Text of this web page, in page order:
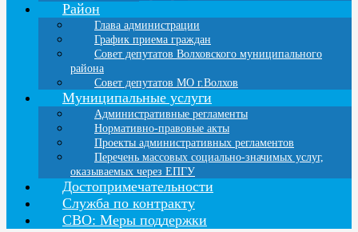
Район
Глава администрации
График приема граждан
Совет депутатов Волховского муниципального
района
Совет депутатов МО г.Волхов
Муниципальные услуги
Административные регламенты
Нормативно-правовые акты
Проекты административных регламентов
Перечень массовых социально-значимых услуг,
оказываемых через ЕПГУ
Достопримечательности
Служба по контракту
СВО: Меры поддержки